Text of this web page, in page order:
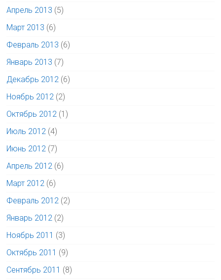
Апрель 2013 (5)
Март 2013 (6)
Февраль 2013 (6)
Январь 2013 (7)
Декабрь 2012 (6)
Ноябрь 2012 (2)
Октябрь 2012 (1)
Июль 2012 (4)
Июнь 2012 (7)
Апрель 2012 (6)
Март 2012 (6)
Февраль 2012 (2)
Январь 2012 (2)
Ноябрь 2011 (3)
Октябрь 2011 (9)
Сентябрь 2011 (8)